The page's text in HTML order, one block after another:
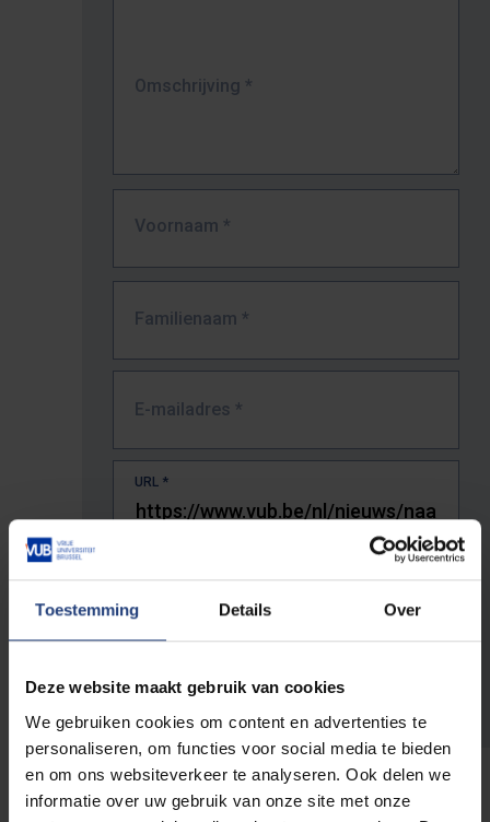
Toestemming Details Over
Deze website maakt gebruik van cookies
We gebruiken cookies om content en advertenties te
personaliseren, om functies voor social media te bieden
en om ons websiteverkeer te analyseren. Ook delen we
informatie over uw gebruik van onze site met onze
Omschrijving *
Voornaam *
Familienaam *
E-mailadres *
URL *
De volledige URL van de pagina waar je de fout zag.